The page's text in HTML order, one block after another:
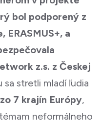
bol podporený z
ERASMUS+, a
z.s. z Českej
sa stretli mladí ľudia
7 krajín Európy,
neformálneho